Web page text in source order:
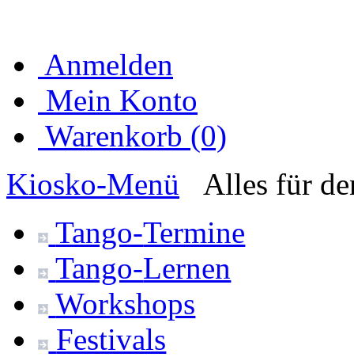
Anmelden
Mein Konto
Warenkorb (0)
Kiosko-Menü
Alles für
Tango-Termine
Tango-Lernen
Workshops
Festivals